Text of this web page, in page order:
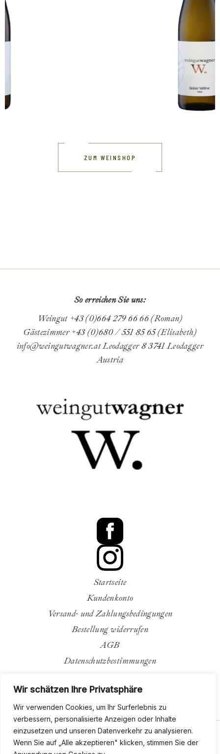
Wir schätzen Ihre Privatsphäre
Wir verwenden Cookies, um Ihr Surferlebnis zu
verbessern, personalisierte Anzeigen oder Inhalte
einzusetzen und unseren Datenverkehr zu analysieren.
Wenn Sie auf „Alle akzeptieren" klicken, stimmen Sie der
ZUM WEINSHOP
So erreichen Sie uns:
Weingut +43 (0)664 279 66 66 (Roman)
Gästezimmer +43 (0)680 / 551 85 65 (Elisabeth)
info@weingutwagner.atLeodagger 83741 Leodagger
Austria
Startseite
Kundenkonto
Versand- und Zahlungsbedingungen
Bestellung widerrufen
AGB
Datenschutzbestimmungen
Kontakt